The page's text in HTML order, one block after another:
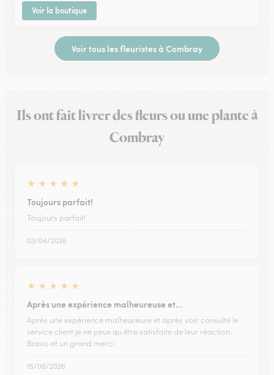
Voir la boutique
Voir tous les fleuristes à Combray
Ils ont fait livrer des fleurs ou une plante à
Combray
★ ★ ★ ★ ★
Toujours parfait!
Toujours parfait!
03/04/2026
★ ★ ★ ★ ★
Après une expérience malheureuse et…
Après une expérience malheureuse et après voir consulté le
service client je ne peux qu être satisfaite de leur réaction.
Bravo et un grand merci
15/06/2026